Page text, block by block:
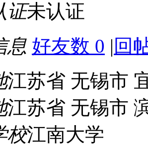
证未认证
息 好友数 0 | 回
江苏省 无锡市
江苏省 无锡市
校江南大学